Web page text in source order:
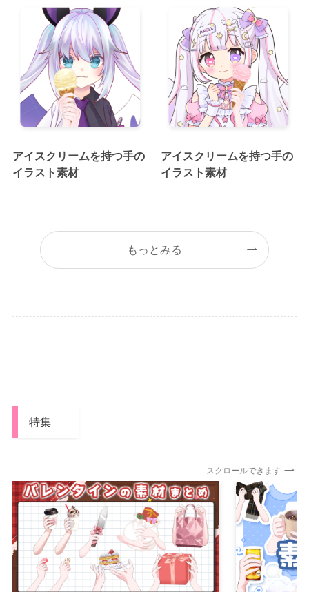
アイスクリームを持つ手の
イラスト素材
アイスクリームを持つ手の
イラスト素材
もっとみる
特集
スクロールできます